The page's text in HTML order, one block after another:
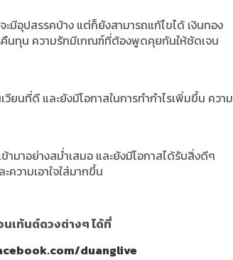
มีอุปสรรคบ้าง แต่ก็ยังสามารถแก้ไขได้ เงินทอง
รคืนทุน ความรักมีเกณฑ์ที่ต้องพูดคุยกันให้ชัดเจน
ยนที่ดี และยังมีโอกาสในการทำกำไรเพิ่มขึ้น ความ
ามาอย่างสม่ำเสมอ และยังมีโอกาสได้รับสิ่งดีๆ
ความเอาใจใส่มากขึ้น
เท้นต์ดวงต่างๆ ได้ที่
duanglive